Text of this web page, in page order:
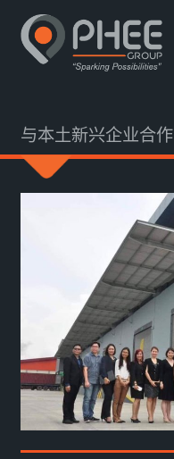
与本土新兴企业合作